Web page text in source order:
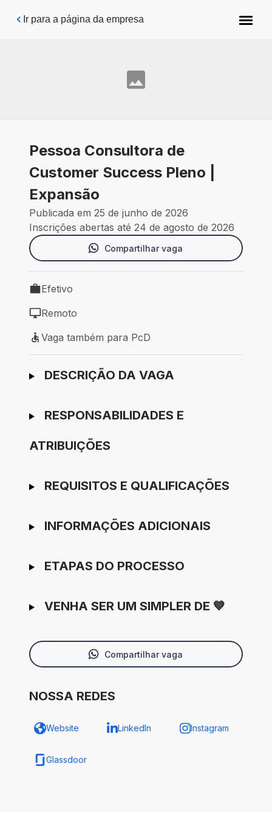
Pular para o conteúdo principal
Ir para a página da empresa
Pessoa Consultora de
Customer Success Pleno |
Expansão
Publicada em 25 de junho de 2026
Inscrições abertas até 24 de agosto de 2026
Compartilhar vaga
Tipo de vaga: Efetivo
Efetivo
Modelo de trabalho: Remoto
Remoto
Vaga também para PcD
Vaga também para PcD
Ir para candidatura
DESCRIÇÃO DA VAGA
RESPONSABILIDADES E
ATRIBUIÇÕES
REQUISITOS E QUALIFICAÇÕES
INFORMAÇÕES ADICIONAIS
ETAPAS DO PROCESSO
VENHA SER UM SIMPLER DE 💙
Compartilhar vaga
NOSSA REDES
Website LinkedIn Instagram
Glassdoor